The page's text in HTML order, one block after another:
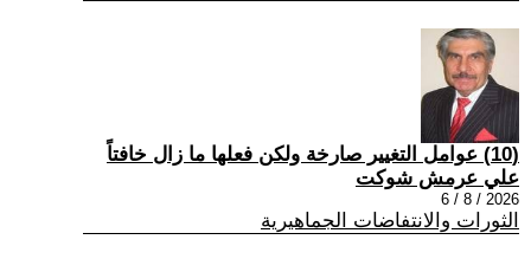
(10) عوامل التغيير صارخة ولكن فعلها ما زال خافتاً
علي عرمش شوكت
2026 / 8 / 6
الثورات والانتفاضات الجماهيرية